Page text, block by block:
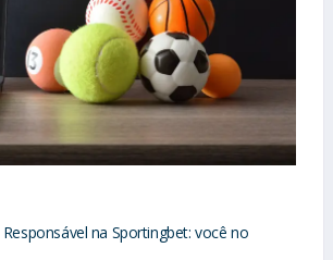
na Sportingbet: você no